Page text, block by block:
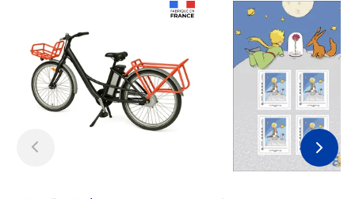
Prix 6,25€ HT